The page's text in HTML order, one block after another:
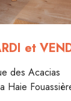
et
des Acacias
Haie